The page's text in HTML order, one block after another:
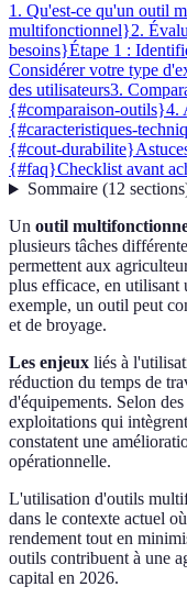
1. Qu'est-ce qu'un outil
multifonctionnel}2.
besoins}Étape 1 :
Considérer votre type
des utilisateurs3.
{#comparaison-outils}4.
{#caracteristiques-
{#cout-durabilite}
{#faq}Checklist avant
Sommaire(12 sections
Un outil
plusieurs tâches
permettent aux
plus efficace, en utilisant
exemple, un outil peut
et de broyage.
Les enjeux liés à
réduction du temps de
d'équipements. Selon
exploitations qui
constatent une
opérationnelle.
L'utilisation d'outils
dans le contexte actuel
rendement tout en
outils contribuent à une
capital en 2026.